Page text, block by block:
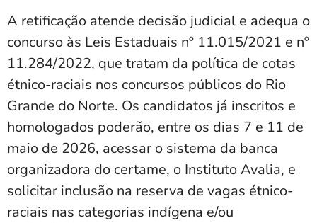
A retificação atende decisão judicial e adequa o
concurso às Leis Estaduais nº 11.015/2021 e nº
11.284/2022, que tratam da política de cotas
étnico-raciais nos concursos públicos do Rio
Grande do Norte. Os candidatos já inscritos e
homologados poderão, entre os dias 7 e 11 de
maio de 2026, acessar o sistema da banca
organizadora do certame, o Instituto Avalia, e
solicitar inclusão na reserva de vagas étnico-
raciais nas categorias indígena e/ou